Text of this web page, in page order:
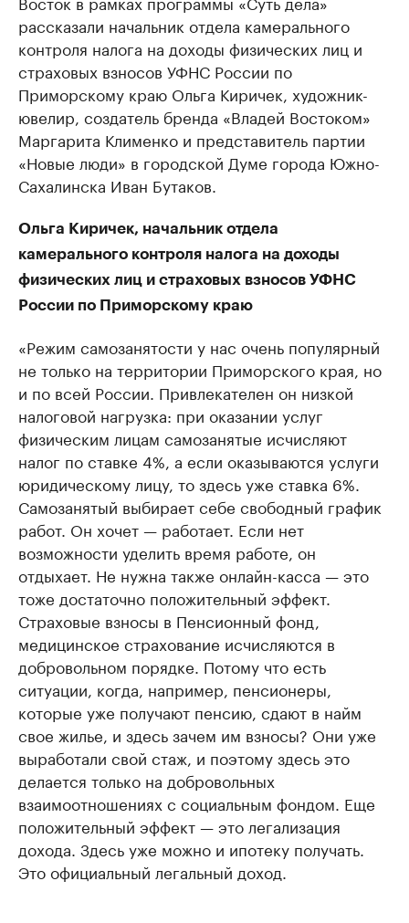
рассказали начальник отдела камерального
контроля налога на доходы физических лиц и
страховых взносов УФНС России по
Приморскому краю Ольга Киричек, художник-
ювелир, создатель бренда «Владей Востоком»
Маргарита Клименко и представитель партии
«Новые люди» в городской Думе города Южно-
Сахалинска Иван Бутаков.
Ольга Киричек, начальник отдела
камерального контроля налога на доходы
физических лиц и страховых взносов УФНС
России по Приморскому краю
«Режим самозанятости у нас очень популярный
не только на территории Приморского края, но
и по всей России. Привлекателен он низкой
налоговой нагрузка: при оказании услуг
физическим лицам самозанятые исчисляют
налог по ставке 4%, а если оказываются услуги
юридическому лицу, то здесь уже ставка 6%.
Самозанятый выбирает себе свободный график
работ. Он хочет — работает. Если нет
возможности уделить время работе, он
отдыхает. Не нужна также онлайн-касса — это
тоже достаточно положительный эффект.
Страховые взносы в Пенсионный фонд,
медицинское страхование исчисляются в
добровольном порядке. Потому что есть
ситуации, когда, например, пенсионеры,
которые уже получают пенсию, сдают в найм
свое жилье, и здесь зачем им взносы? Они уже
выработали свой стаж, и поэтому здесь это
делается только на добровольных
взаимоотношениях с социальным фондом. Еще
положительный эффект — это легализация
дохода. Здесь уже можно и ипотеку получать.
Это официальный легальный доход.